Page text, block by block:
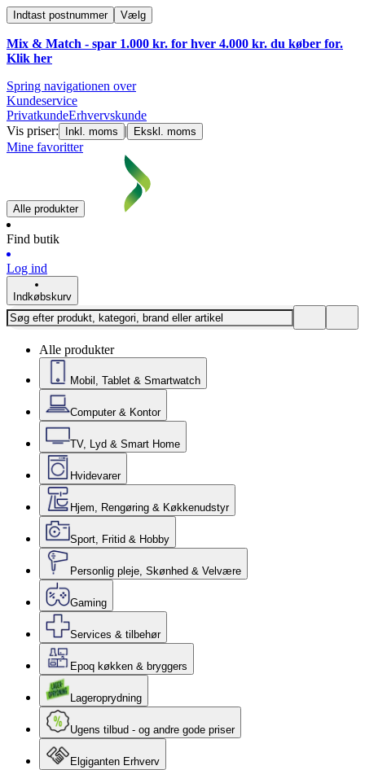
Indtast postnummer Vælg
Mix & Match - spar 1.000 kr. for hver 4.000 kr. du køber for.
Klik her
Spring navigationen over
Kundeservice
PrivatkundeErhvervskunde
Vis priser:
Inkl. moms | Ekskl. moms
Mine favoritter
Alle produkter
Find butik
Log ind
Indkøbskurv
Alle produkter
Mobil, Tablet & Smartwatch
Computer & Kontor
TV, Lyd & Smart Home
Hvidevarer
Hjem, Rengøring & Køkkenudstyr
Sport, Fritid & Hobby
Personlig pleje, Skønhed & Velvære
Gaming
Services & tilbehør
Epoq køkken & bryggers
Lageroprydning
Ugens tilbud - og andre gode priser
Elgiganten Erhverv